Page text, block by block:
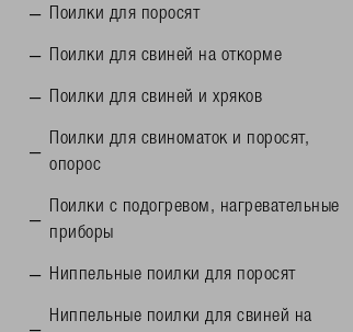
Поилки для поросят
Поилки для свиней на откорме
Поилки для свиней и хряков
Поилки для свиноматок и поросят,
опорос
Поилки с подогревом, нагревательные
приборы
Ниппельные поилки для поросят
Ниппельные поилки для свиней на